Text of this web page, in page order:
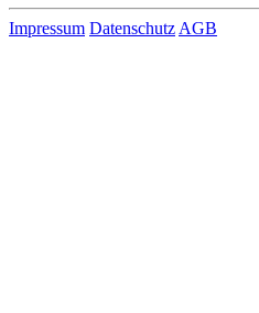
Impressum Datenschutz AGB